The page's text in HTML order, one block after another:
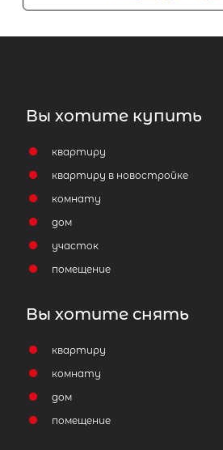
Вы хотите купить
квартиру
квартиру в новостройке
комнату
дом
участок
помещение
Вы хотите снять
квартиру
комнату
дом
помещение